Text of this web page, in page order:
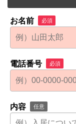
お名前 必須
電話番号 必須
内容 任意